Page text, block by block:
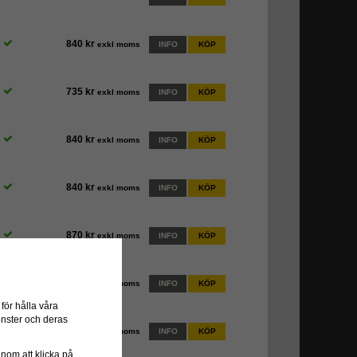
840 kr exkl moms INFO KÖP
735 kr exkl moms INFO KÖP
840 kr exkl moms INFO KÖP
840 kr exkl moms INFO KÖP
870 kr exkl moms INFO KÖP
exkl moms INFO KÖP
exkl moms INFO KÖP
hålla våra
och deras
att klicka på